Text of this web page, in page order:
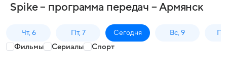
Spike – программа передач – Армянск
Чт, 6 Пт, 7 Сегодня Вс, 9
Фильмы Сериалы Спорт